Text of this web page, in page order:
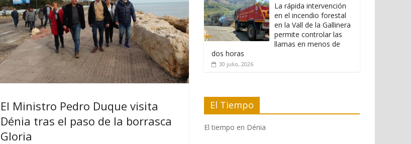
El Ministro Pedro Duque visita
Dénia tras el paso de la borrasca
Gloria
La rápida intervención
en el incendio forestal
en la Vall de la Gallinera
permite controlar las
llamas en menos de
dos horas
30 julio, 2026
El Tiempo
El tiempo en Dénia